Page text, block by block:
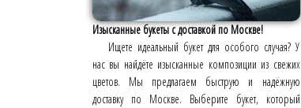
Изысканные букеты с доставкой по Москве!
Ищете идеальный букет для особого случая? У
нас вы найдёте изысканные композиции из свежих
цветов. Мы предлагаем быструю и надёжную
доставку по Москве. Выберите букет, который